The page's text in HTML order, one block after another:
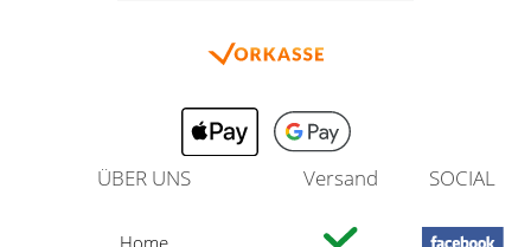
ÜBER UNS
Home
Versand SOCIAL